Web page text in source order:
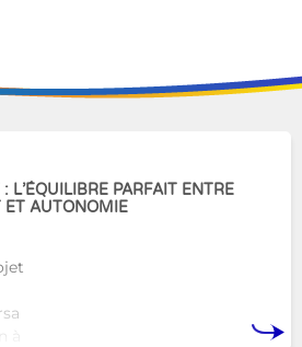
L’ÉQUILIBRE PARFAIT ENTRE
ET AUTONOMIE